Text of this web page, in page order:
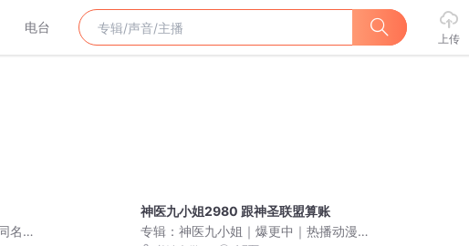
电台
上传
名
神医九小姐2980 跟神圣联盟算账
专辑：神医九小姐｜爆更中｜热播动漫